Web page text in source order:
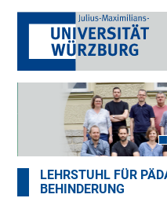
LEHRSTUHL FÜR
BEHINDERUNG